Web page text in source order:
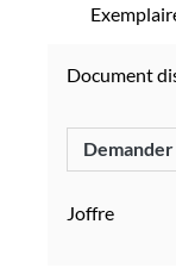
Document
Demander
Joffre